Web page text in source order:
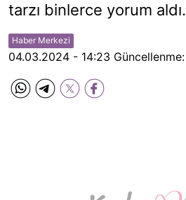
tarzı binlerce yorum aldı.
Haber Merkezi
04.03.2024 - 14:23 Güncellenme: